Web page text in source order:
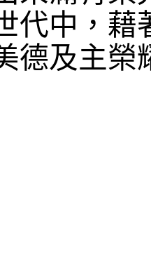
代中，藉
德及主榮